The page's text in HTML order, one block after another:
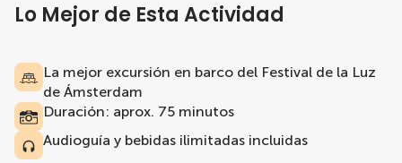
Lo Mejor de Esta Actividad
La mejor excursión en barco del Festival de la Luz
de Ámsterdam
Duración: aprox. 75 minutos
Audioguía y bebidas ilimitadas incluidas